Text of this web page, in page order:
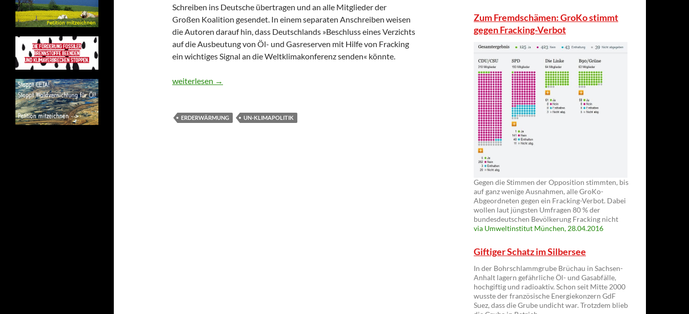
Schreiben ins Deutsche übertragen und an alle Mitglieder der
Großen Koalition gesendet. In einem separaten Anschreiben weisen
die Autoren darauf hin, dass Deutschlands »Beschluss eines Verzichts
auf die Ausbeutung von Öl- und Gasreserven mit Hilfe von Fracking
ein wichtiges Signal an die Weltklimakonferenz senden« könnte.
COP21: Weltweiter Aufruf zu Fracking-Verbot
weiterlesen →
ERDERWÄRMUNG UN-KLIMAPOLITIK
Zum Fremdschämen: GroKo stimmt
gegen Fracking-Verbot
Gegen die Stimmen der Opposition stimmten, bis
auf ganz wenige Ausnahmen, alle GroKo-
Abgeordneten gegen ein Fracking-Verbot. Dabei
wollen laut jüngsten Umfragen 80 % der
bundesdeutschen Bevölkerung Fracking nicht
via Umweltinstitut München, 28.04.2016
Giftiger Schatz im Silbersee
In der Bohrschlammgrube Brüchau in Sachsen-
Anhalt lagern gefährliche Öl- und Gasabfälle,
hochgiftig und radioaktiv. Schon seit Mitte 2000
wusste der französische Energiekonzern GdF
Suez, dass die Grube undicht war. Trotzdem blieb